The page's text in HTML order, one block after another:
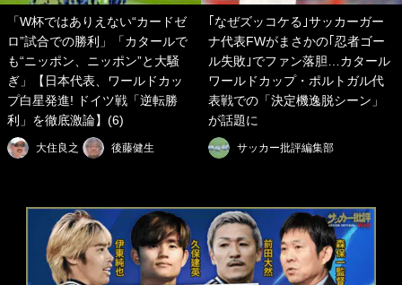
「W杯ではありえない“カードゼ
ロ”試合での勝利」「カタールで
も“ニッポン、ニッポン”と大騒
ぎ」【日本代表、ワールドカッ
プ白星発進! ドイツ戦「逆転勝
利」を徹底激論】(6)
大住良之 後藤健生
｢なぜズッコケる｣サッカーガー
ナ代表FWがまさかの｢忍者ゴー
ル失敗｣でファン落胆…カタール
ワールドカップ・ポルトガル代
表戦での「決定機逸脱シーン」
が話題に
サッカー批評編集部